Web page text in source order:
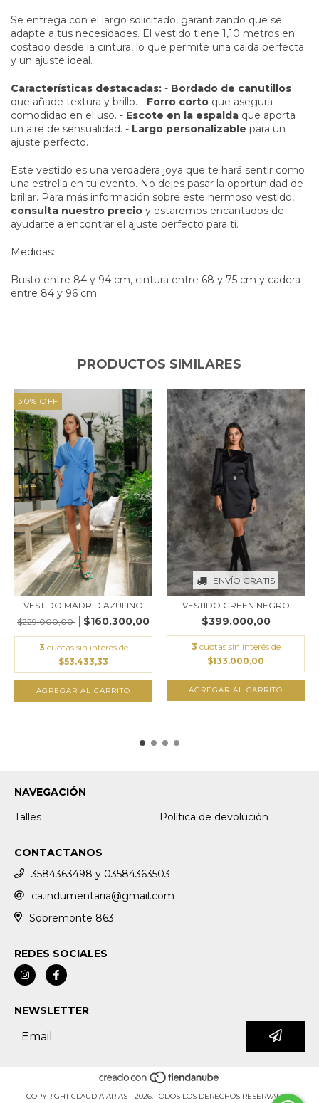
Se entrega con el largo solicitado, garantizando que se
adapte a tus necesidades. El vestido tiene 1,10 metros en
costado desde la cintura, lo que permite una caída perfecta
y un ajuste ideal.
Características destacadas: - Bordado de canutillos
que añade textura y brillo. - Forro corto que asegura
comodidad en el uso. - Escote en la espalda que aporta
un aire de sensualidad. - Largo personalizable para un
ajuste perfecto.
Este vestido es una verdadera joya que te hará sentir como
una estrella en tu evento. No dejes pasar la oportunidad de
brillar. Para más información sobre este hermoso vestido,
consulta nuestro precio y estaremos encantados de
ayudarte a encontrar el ajuste perfecto para ti.
Medidas:
Busto entre 84 y 94 cm, cintura entre 68 y 75 cm y cadera
entre 84 y 96 cm
PRODUCTOS SIMILARES
30% OFF
VESTIDO MADRID AZULINO
$229.000,00
$160.300,00
3 cuotas sin interés de
$53.433,33
AGREGAR AL CARRITO
ENVÍO GRATIS
VESTIDO GREEN NEGRO
$399.000,00
3 cuotas sin interés de
$133.000,00
AGREGAR AL CARRITO
NAVEGACIÓN
Talles
Política de devolución
CONTACTANOS
3584363498 y 03584363503
ca.indumentaria@gmail.com
Sobremonte 863
REDES SOCIALES
NEWSLETTER
COPYRIGHT CLAUDIA ARIAS - 2026. TODOS LOS DERECHOS RESERVADOS.